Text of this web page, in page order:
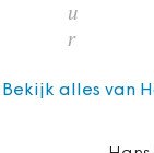
u
r
Bekijk alles van